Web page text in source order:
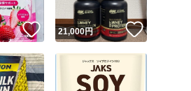
いいね！
21,000円 いいね！